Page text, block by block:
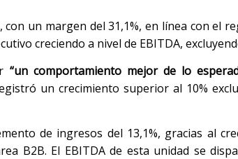
, con un margen del 31,1%, en línea con el
creciendo a nivel de EBITDA,
“un comportamiento mejor de lo
un crecimiento superior al 10%
de ingresos del 13,1%, gracias al
B2B. El EBITDA de esta unidad se